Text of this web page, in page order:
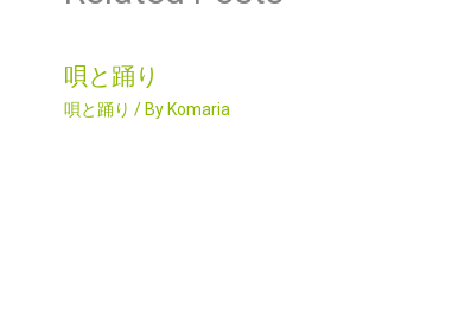
唄と踊り
唄と踊り / By Komaria